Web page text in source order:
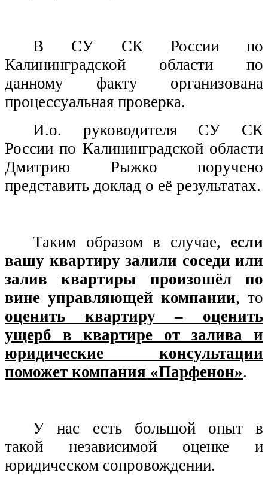
В СУ СК России по
Калининградской области по
данному факту организована
процессуальная проверка.
И.о. руководителя СУ СК
России по Калининградской области
Дмитрию Рыжко поручено
представить доклад о её результатах.
Таким образом в случае, если
вашу квартиру залили соседи или
залив квартиры произошёл по
вине управляющей компании, то
оценить квартиру – оценить
ущерб в квартире от залива и
юридические консультации
поможет компания «Парфенон».
У нас есть большой опыт в
такой независимой оценке и
юридическом сопровождении.